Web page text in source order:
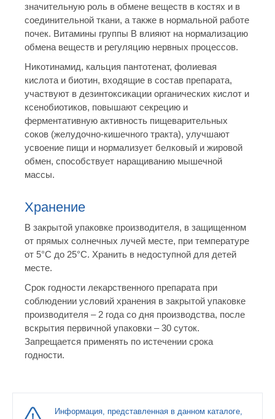
значительную роль в обмене веществ в костях и в
соединительной ткани, а также в нормальной работе
почек. Витамины группы В влияют на нормализацию
обмена веществ и регуляцию нервных процессов.
Никотинамид, кальция пантотенат, фолиевая
кислота и биотин, входящие в состав препарата,
участвуют в дезинтоксикации органических кислот и
ксенобиотиков, повышают секрецию и
ферментативную активность пищеварительных
соков (желудочно-кишечного тракта), улучшают
усвоение пищи и нормализует белковый и жировой
обмен, способствует наращиванию мышечной
массы.
Хранение
В закрытой упаковке производителя, в защищенном
от прямых солнечных лучей месте, при температуре
от 5°С до 25°С. Хранить в недоступной для детей
месте.
Срок годности лекарственного препарата при
соблюдении условий хранения в закрытой упаковке
производителя – 2 года со дня производства, после
вскрытия первичной упаковки – 30 суток.
Запрещается применять по истечении срока
годности.
Информация, представленная в данном каталоге,